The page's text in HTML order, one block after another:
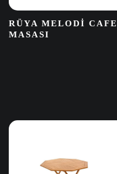
RÜYA MELODI CAFE
MASASI